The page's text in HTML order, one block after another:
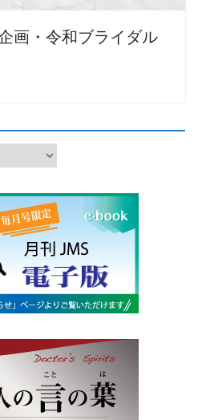
画・令和ブライダル